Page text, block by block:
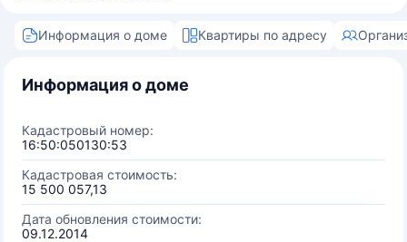
Информация о доме Квартиры по адресу
Информация о доме
Кадастровый номер:
16:50:050130:53
Кадастровая стоимость:
15 500 057,13
Дата обновления стоимости:
09.12.2014